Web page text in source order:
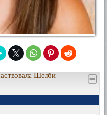
Шелби